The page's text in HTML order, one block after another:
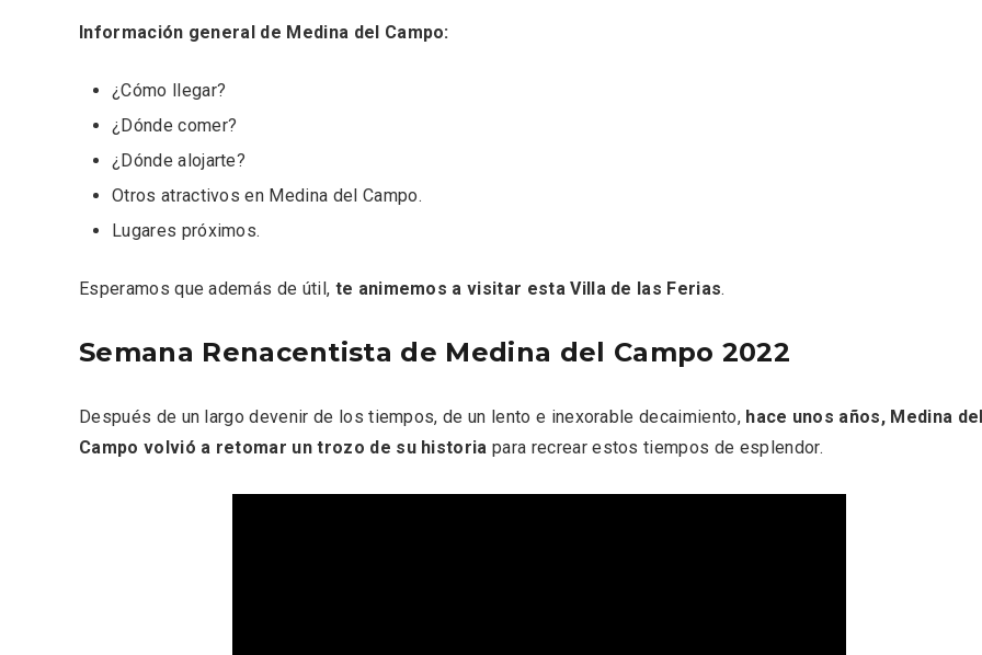
Información general de Medina del Campo:
¿Cómo llegar?
¿Dónde comer?
¿Dónde alojarte?
Otros atractivos en Medina del Campo.
Lugares próximos.
Esperamos que además de útil, te animemos a visitar esta Villa de las Ferias.
Semana Renacentista de Medina del Campo 2022
Después de un largo devenir de los tiempos, de un lento e inexorable decaimiento,hace unos años, Medina del
Campo volvió a retomar un trozo de su historia para recrear estos tiempos de esplendor.
Bodega Museo La Olmilla, en
Valladolid
Semana Santa en la Ribera
del Duero 2026
Itinerarios musicales en San
Miguel del Pino 2026
En marzo, vuelve la
gastronomía de la